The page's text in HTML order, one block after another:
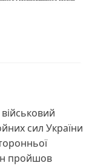
сил України
пройшов